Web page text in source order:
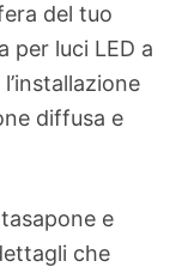
del tuo
per luci LED a
diffusa e
e
che